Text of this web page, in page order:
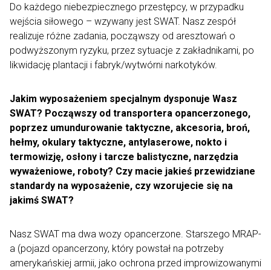
Do każdego niebezpiecznego przestępcy, w przypadku
wejścia siłowego – wzywany jest SWAT. Nasz zespół
realizuje różne zadania, począwszy od aresztowań o
podwyższonym ryzyku, przez sytuacje z zakładnikami, po
likwidację plantacji i fabryk/wytwórni narkotyków.
Jakim wyposażeniem specjalnym dysponuje Wasz
SWAT? Począwszy od transportera opancerzonego,
poprzez umundurowanie taktyczne, akcesoria, broń,
hełmy, okulary taktyczne, antylaserowe, nokto i
termowizję, osłony i tarcze balistyczne, narzędzia
wyważeniowe, roboty? Czy macie jakieś przewidziane
standardy na wyposażenie, czy wzorujecie się na
jakimś SWAT?
Nasz SWAT ma dwa wozy opancerzone. Starszego MRAP-
a (pojazd opancerzony, który powstał na potrzeby
amerykańskiej armii, jako ochrona przed improwizowanymi